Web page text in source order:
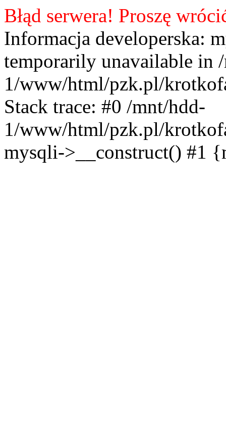
Błąd serwera! Proszę
Informacja developerska:
temporarily unavailable in
1/www/html/pzk.pl/
Stack trace: #0 /mnt/hdd-
1/www/html/pzk.pl/
mysqli->__construct() #1